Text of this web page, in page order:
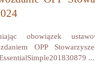
obowiązek
OPP
...